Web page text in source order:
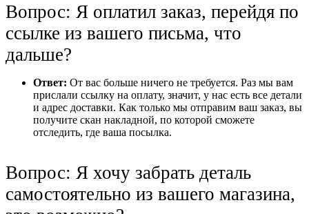
Вопрос: Я оплатил заказ, перейдя по
ссылке из вашего письма, что
дальше?
Ответ: От вас больше ничего не требуется. Раз мы вам
прислали ссылку на оплату, значит, у нас есть все детали
и адрес доставки. Как только мы отправим ваш заказ, вы
получите скан накладной, по которой сможете
отследить, где ваша посылка.
Вопрос: Я хочу забрать деталь
самостоятельно из вашего магазина,